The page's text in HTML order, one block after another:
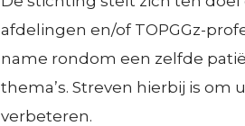
afdelingen en/of TOPGGz-
name rondom een zelfde
thema’s. Streven hierbij is
verbeteren.